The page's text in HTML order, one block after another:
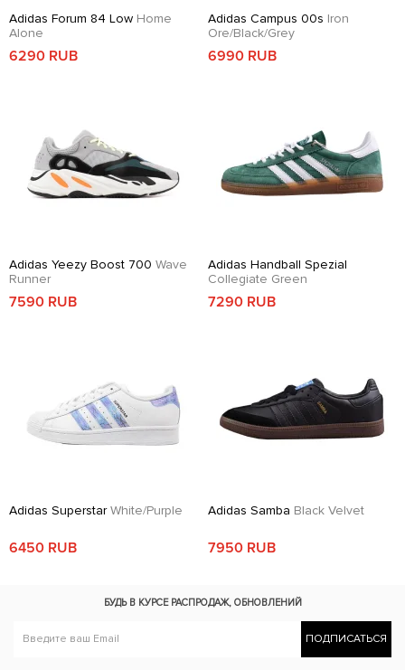
Adidas Forum 84 Low Home
Alone
6290 RUB
Adidas Campus 00s Iron
Ore/Black/Grey
6990 RUB
Adidas Yeezy Boost 700 Wave
Runner
7590 RUB
Adidas Handball Spezial
Collegiate Green
7290 RUB
Adidas SuperstarWhite/Purple
6450 RUB
Adidas Samba Black Velvet
7950 RUB
БУДЬ В КУРСЕ РАСПРОДАЖ, ОБНОВЛЕНИЙ
ПОДПИСАТЬСЯ